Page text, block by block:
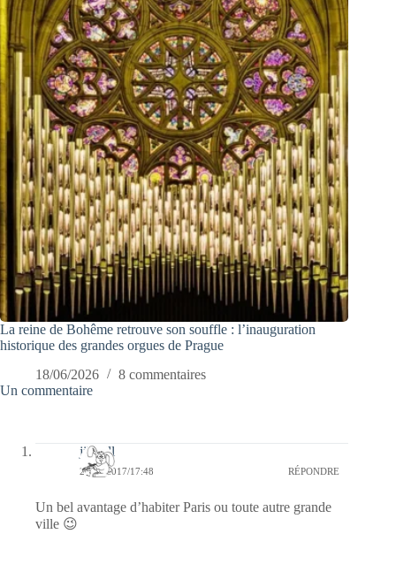
La reine de Bohême retrouve son souffle : l’inauguration
historique des grandes orgues de Prague
18/06/2026
8 commentaires
Un commentaire
jill bill
27/08/2017/17:48 RÉPONDRE
Un bel avantage d’habiter Paris ou toute autre grande
ville 😉